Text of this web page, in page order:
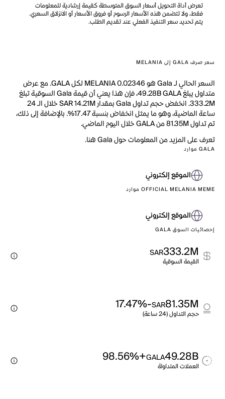
تعرض أداة التحويل أسعار السوق المتوسطة كقيمة إرشادية للمعلومات
فقط، ولا تتضمن هذه الأسعار الرسوم أو فروق الأسعار أو الانزلاق السعري.
يتم تحديد سعر التنفيذ الفعلي عند تقديم الطلب.
سعر صرف GALA إلى MELANIA
السعر الحالي لـ Gala هو MELANIA 0.02346 لكل GALA. مع عرض
متداول يبلغ 49.28B GALA، فإن هذا يعني أن قيمة Gala السوقية تبلغ
333.2M. انخفض حجم تداول Gala بمقدار SAR 14.21M خلال الـ 24
ساعة الماضية، وهو ما يمثل انخفاض بنسبة 17.47%. بالإضافة إلى ذلك،
تم تداول 81.35M من GALA خلال اليوم الماضي.
تعرف على المزيد من المعلومات حول Gala هنا.
GALA موارد
الموقع إلكتروني
OFFICIAL MELANIA MEME موارد
الموقع إلكتروني
إحصائيات السوق GALA
333.2M
SAR
القيمة السوقية
81.35M
SAR
-17.47%
حجم التداول (24 ساعة)
49.28B
GALA
+98.56%
العملات المتداولة